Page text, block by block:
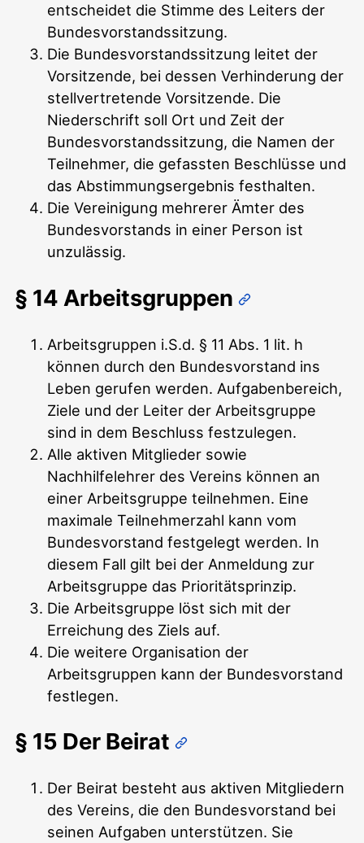
entscheidet die Stimme des Leiters der
Bundesvorstandssitzung.
Die Bundesvorstandssitzung leitet der
Vorsitzende, bei dessen Verhinderung der
stellvertretende Vorsitzende. Die
Niederschrift soll Ort und Zeit der
Bundesvorstandssitzung, die Namen der
Teilnehmer, die gefassten Beschlüsse und
das Abstimmungsergebnis festhalten.
Die Vereinigung mehrerer Ämter des
Bundesvorstands in einer Person ist
unzulässig.
§ 14 Arbeitsgruppen
Arbeitsgruppen i.S.d. § 11 Abs. 1 lit. h
können durch den Bundesvorstand ins
Leben gerufen werden. Aufgabenbereich,
Ziele und der Leiter der Arbeitsgruppe
sind in dem Beschluss festzulegen.
Alle aktiven Mitglieder sowie
Nachhilfelehrer des Vereins können an
einer Arbeitsgruppe teilnehmen. Eine
maximale Teilnehmerzahl kann vom
Bundesvorstand festgelegt werden. In
diesem Fall gilt bei der Anmeldung zur
Arbeitsgruppe das Prioritätsprinzip.
Die Arbeitsgruppe löst sich mit der
Erreichung des Ziels auf.
Die weitere Organisation der
Arbeitsgruppen kann der Bundesvorstand
festlegen.
§ 15 Der Beirat
Der Beirat besteht aus aktiven Mitgliedern
des Vereins, die den Bundesvorstand bei
seinen Aufgaben unterstützen. Sie